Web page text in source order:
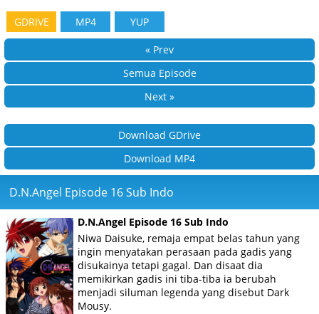
GDRIVE MP4 YUP
« Prev
Semua Episode
Next »
Download GDrive
Download MP4
D.N.Angel Episode 16 Sub Indo
D.N.Angel Episode 16 Sub Indo
Niwa Daisuke, remaja empat belas tahun yang
ingin menyatakan perasaan pada gadis yang
disukainya tetapi gagal. Dan disaat dia
memikirkan gadis ini tiba-tiba ia berubah
menjadi siluman legenda yang disebut Dark
Mousy.